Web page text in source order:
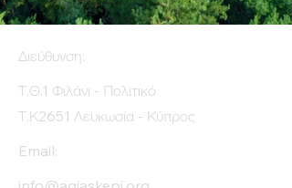
Διεύθυνση:
Τ.Θ.1 Φιλάνι - Πολιτικό
Τ.Κ2651 Λευκωσία - Κύπρος
Email: